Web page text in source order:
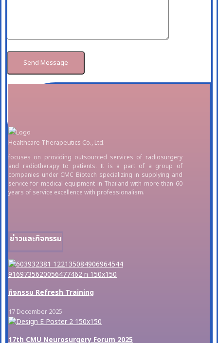
Healthcare Therapeutics Co., Ltd.
focuses on providing outsourced services of radiosurgery
and radiotherapy to patients. It is a part of a group of
companies under CMC Biotech specializing in supplying and
service for medical equipment in Thailand with more than 60
years of service excellence with professionalism.
ข่าวและกิจกรรม
กิจกรรม Refresh Training
17 December 2025
17th CMU Neurosurgery Forum 2025